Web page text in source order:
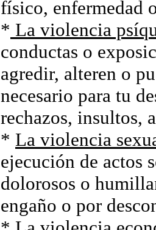
físico, enfermedad
* La violencia
conductas o
agredir, alteren o
necesario para tu
rechazos, insultos,
* La violencia
ejecución de actos
dolorosos o
engaño o por